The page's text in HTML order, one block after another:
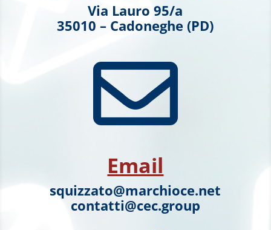
Via Lauro 95/a
35010 – Cadoneghe (PD)

Email
squizzato@marchioce.net
contatti@cec.group